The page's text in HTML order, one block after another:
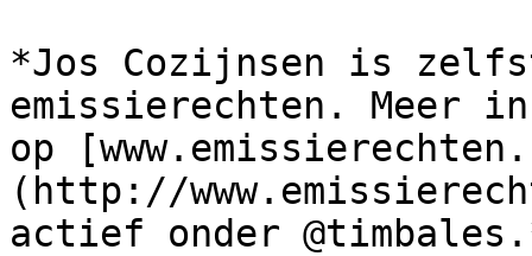
*Jos Cozijnsen is
emissierechten. Meer
op
(http://
actief onder